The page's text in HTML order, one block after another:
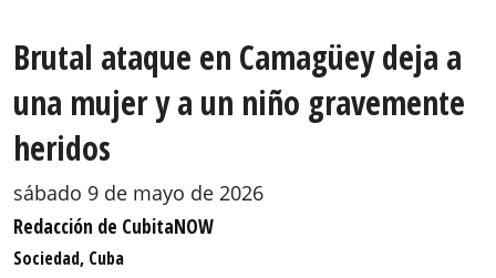
Brutal ataque en Camagüey deja a
una mujer y a un niño gravemente
heridos
sábado 9 de mayo de 2026
Redacción de CubitaNOW
Sociedad, Cuba